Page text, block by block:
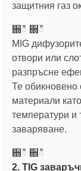
защитния газ
਍ഀ ਍ഀ
MIG
отвори или
разпръсне
Те обикновено
материали
температури и
заваряване.
਍ഀ ਍ഀ
2. TIG